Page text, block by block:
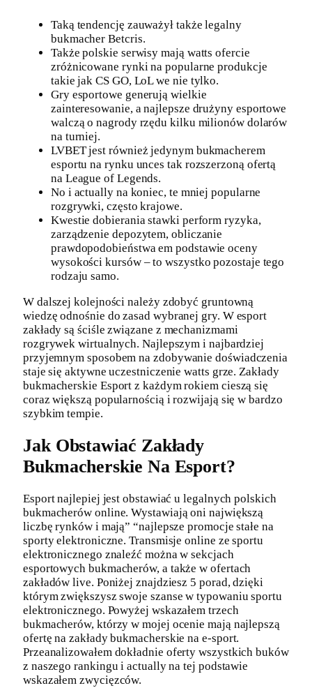
Taką tendencję zauważył także legalny
bukmacher Betcris.
Także polskie serwisy mają watts ofercie
zróżnicowane rynki na popularne produkcje
takie jak CS GO, LoL we nie tylko.
Gry esportowe generują wielkie
zainteresowanie, a najlepsze drużyny esportowe
walczą o nagrody rzędu kilku milionów dolarów
na turniej.
LVBET jest również jedynym bukmacherem
esportu na rynku unces tak rozszerzoną ofertą
na League of Legends.
No i actually na koniec, te mniej popularne
rozgrywki, często krajowe.
Kwestie dobierania stawki perform ryzyka,
zarządzenie depozytem, obliczanie
prawdopodobieństwa em podstawie oceny
wysokości kursów – to wszystko pozostaje tego
rodzaju samo.
W dalszej kolejności należy zdobyć gruntowną
wiedzę odnośnie do zasad wybranej gry. W esport
zakłady są ściśle związane z mechanizmami
rozgrywek wirtualnych. Najlepszym i najbardziej
przyjemnym sposobem na zdobywanie doświadczenia
staje się aktywne uczestniczenie watts grze. Zakłady
bukmacherskie Esport z każdym rokiem cieszą się
coraz większą popularnością i rozwijają się w bardzo
szybkim tempie.
Jak Obstawiać Zakłady
Bukmacherskie Na Esport?
Esport najlepiej jest obstawiać u legalnych polskich
bukmacherów online. Wystawiają oni największą
liczbę rynków i mają” “najlepsze promocje stałe na
sporty elektroniczne. Transmisje online ze sportu
elektronicznego znaleźć można w sekcjach
esportowych bukmacherów, a także w ofertach
zakładów live. Poniżej znajdziesz 5 porad, dzięki
którym zwiększysz swoje szanse w typowaniu sportu
elektronicznego. Powyżej wskazałem trzech
bukmacherów, którzy w mojej ocenie mają najlepszą
ofertę na zakłady bukmacherskie na e-sport.
Przeanalizowałem dokładnie oferty wszystkich buków
z naszego rankingu i actually na tej podstawie
wskazałem zwycięzców.